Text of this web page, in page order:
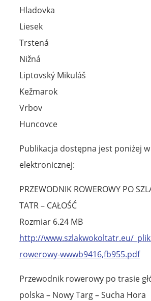
Hladovka
Liesek
Trstená
Nižná
Liptovský Mikuláš
Kežmarok
Vrbov
Huncovce
Publikacja dostępna jest poniżej
elektronicznej:
PRZEWODNIK ROWEROWY PO
TATR – CAŁOŚĆ
Rozmiar 6.24 MB
http://www.szlakwokoltatr.eu/
rowerowy-wwwb9416,fb955.pdf
Przewodnik rowerowy po trasie
polska – Nowy Targ – Sucha Hora